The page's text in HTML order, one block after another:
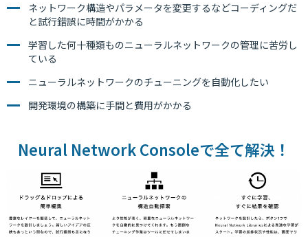
ネットワーク構造やパラメータを変更するなどコーディングだ
と試行錯誤に時間がかかる
学習した何十種類ものニューラルネットワークの管理に苦労し
ている
ニューラルネットワークのチューニングを自動化したい
開発環境の構築に手間と費用がかかる
Neural NetworkConsoleで全て解決！